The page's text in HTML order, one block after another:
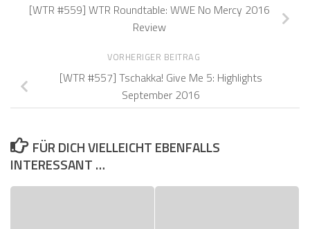
[WTR #559] WTR Roundtable: WWE No Mercy 2016
Review
VORHERIGER BEITRAG
[WTR #557] Tschakka! Give Me 5: Highlights
September 2016
FÜR DICH VIELLEICHT EBENFALLS
INTERESSANT …